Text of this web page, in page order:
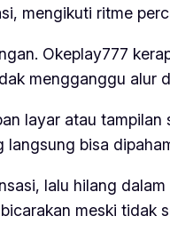
mengikuti ritme
Okeplay777
mengganggu alur
layar atau
bisa
lalu hilang
meski tidak